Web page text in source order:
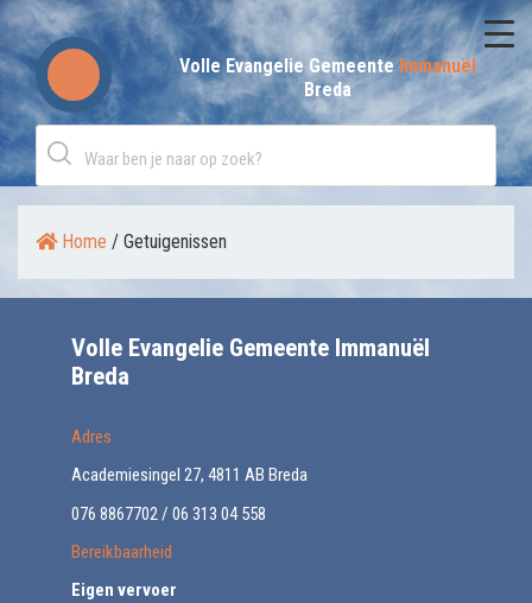
Skip
to
content
Volle Evangelie GemeenteImmanuël
Breda
Home / Getuigenissen
Volle Evangelie Gemeente Immanuël
Breda
Adres
Academiesingel 27, 4811 AB Breda
076 8867702 / 06 313 04 558
Bereikbaarheid
Eigen vervoer